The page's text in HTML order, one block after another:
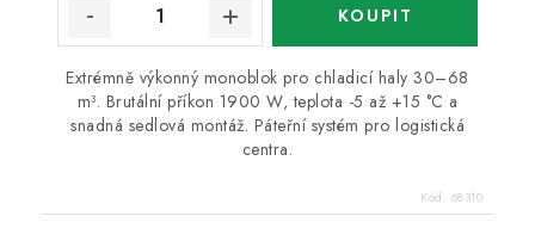
Extrémně výkonný monoblok pro chladicí haly 30–68
m³. Brutální příkon 1900 W, teplota -5 až +15 °C a
snadná sedlová montáž. Páteřní systém pro logistická
centra.
Kód: 68310